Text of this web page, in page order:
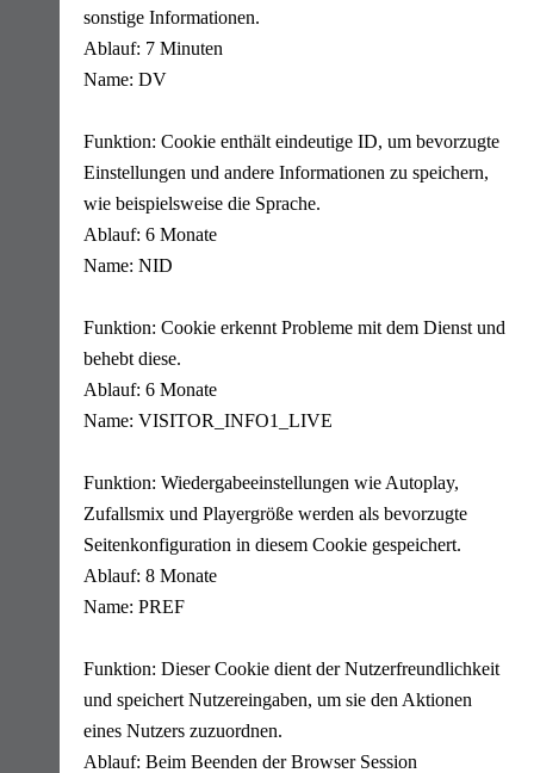
sonstige Informationen.
Ablauf: 7 Minuten
Name: DV
Funktion: Cookie enthält eindeutige ID, um bevorzugte
Einstellungen und andere Informationen zu speichern,
wie beispielsweise die Sprache.
Ablauf: 6 Monate
Name: NID
Funktion: Cookie erkennt Probleme mit dem Dienst und
behebt diese.
Ablauf: 6 Monate
Name: VISITOR_INFO1_LIVE
Funktion: Wiedergabeeinstellungen wie Autoplay,
Zufallsmix und Playergröße werden als bevorzugte
Seitenkonfiguration in diesem Cookie gespeichert.
Ablauf: 8 Monate
Name: PREF
Funktion: Dieser Cookie dient der Nutzerfreundlichkeit
und speichert Nutzereingaben, um sie den Aktionen
eines Nutzers zuzuordnen.
Ablauf: Beim Beenden der Browser Session